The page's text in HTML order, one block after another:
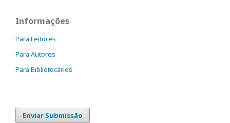
Informações
Para Leitores
Para Autores
Para Bibliotecários
Enviar Submissão